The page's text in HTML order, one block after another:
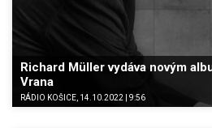
Richard Müller vydáva novým
Vrana
RÁDIO KOŠICE, 14.10.2022 | 9:56